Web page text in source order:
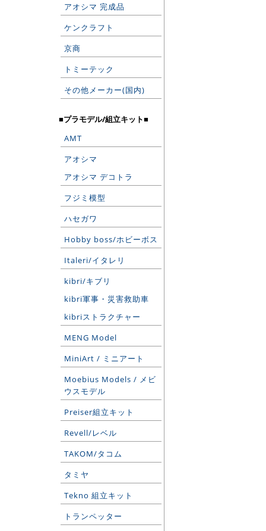
アオシマ 完成品
ケンクラフト
京商
トミーテック
その他メーカー(国内)
■プラモデル/組立キット■
AMT
アオシマ
アオシマ デコトラ
フジミ模型
ハセガワ
Hobby boss/ホビーボス
Italeri/イタレリ
kibri/キブリ
kibri軍事・災害救助車
kibriストラクチャー
MENG Model
MiniArt / ミニアート
Moebius Models / メビ
ウスモデル
Preiser組立キット
Revell/レベル
TAKOM/タコム
タミヤ
Tekno 組立キット
トランペッター